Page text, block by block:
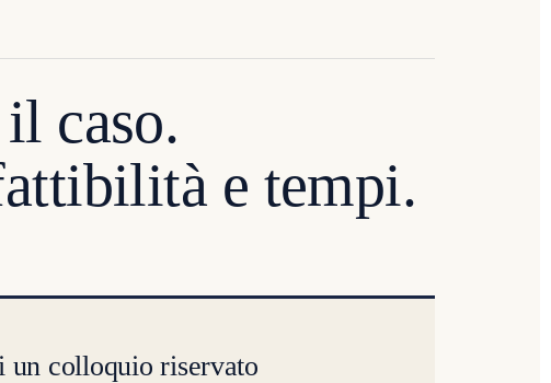
caso.
e tempi.
un colloquio riservato